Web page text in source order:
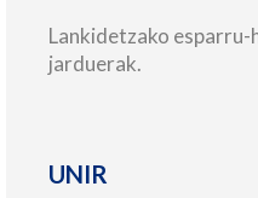
Lankidetzako
jarduerak.
UNIR